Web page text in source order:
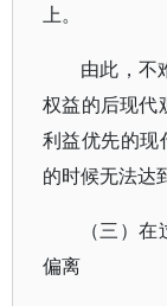
上。
由此，不
权益的后现代
利益优先的现
的时候无法达
（三）
偏离